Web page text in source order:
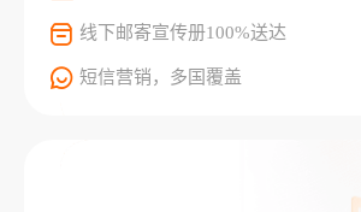
线下邮寄宣传册100%送达
短信营销，多国覆盖